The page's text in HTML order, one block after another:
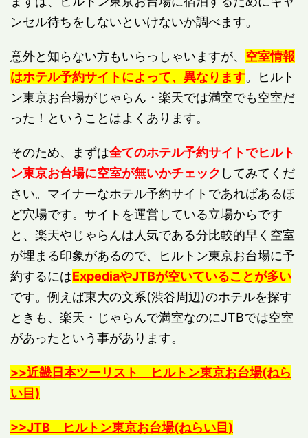
ンセル待ちをしないといけないか調べます。
意外と知らない方もいらっしゃいますが、 空室情報
はホテル予約サイトによって、異なります。ヒルト
ン東京お台場がじゃらん・楽天では満室でも空室だ
った！ということはよくあります。
そのため、まずは全てのホテル予約サイトでヒルト
ン東京お台場に空室が無いかチェック してみてくだ
さい。マイナーなホテル予約サイトであればあるほ
ど穴場です。サイトを運営している立場からです
と、楽天やじゃらんは人気である分比較的早く空室
が埋まる印象があるので、ヒルトン東京お台場に予
約するにはExpediaやJTBが空いていることが多い
です。例えば東大の文系(渋谷周辺)のホテルを探す
ときも、楽天・じゃらんで満室なのにJTBでは空室
があったという事があります。
>>近畿日本ツーリスト ヒルトン東京お台場(ねら
い目)
>>JTB ヒルトン東京お台場(ねらい目)